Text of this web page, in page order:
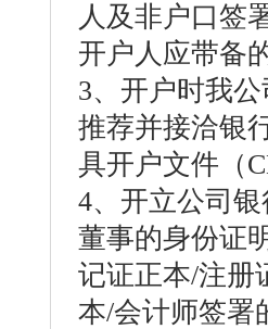
人及非户口签
开户人应带备
3、开户时我
推荐并接洽银
具开户文件（
4、开立公司
董事的身份证
记证正本/注册
本/会计师签署